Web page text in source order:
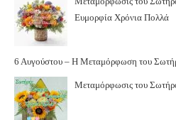
Ευμορφία Χρόνια Πολλά
6 Αυγούστου – Η Μεταμόρφωση του
Μεταμόρφωσις του